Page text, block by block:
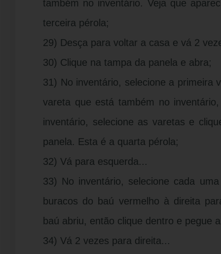
também no inventário. Veja que
terceira pérola;
29) Desça para voltar a casa e vá 2
30) Clique na tampa da panela e abra;
31) No inventário, selecione a primeira
vareta que está também no
inventário, selecione as varetas e
panela. Esta é a quarta pérola;
32) Vá para esquerda...
33) No inventário, selecione cada
buracos do baú vermelho à direita
baú abriu, então clique dentro e pegue
34) Vá 2 vezes para direita...